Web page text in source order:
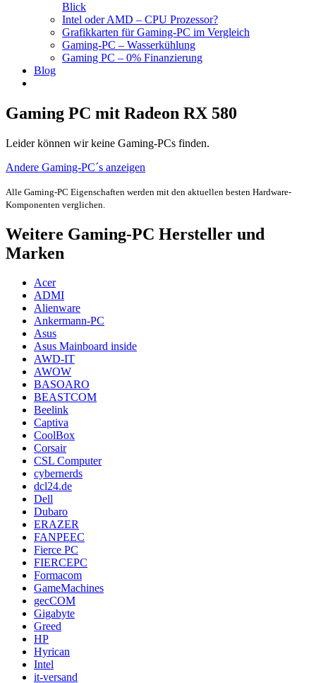
Blick
Intel oder AMD – CPU Prozessor?
Grafikkarten für Gaming-PC im Vergleich
Gaming-PC – Wasserkühlung
Gaming PC – 0% Finanzierung
Blog
Gaming PC mit Radeon RX 580
Leider können wir keine Gaming-PCs finden.
Andere Gaming-PC´s anzeigen
Alle Gaming-PC Eigenschaften werden mit den aktuellen besten Hardware-
Komponenten verglichen.
Weitere Gaming-PC Hersteller und
Marken
Acer
ADMI
Alienware
Ankermann-PC
Asus
Asus Mainboard inside
AWD-IT
AWOW
BASOARO
BEASTCOM
Beelink
Captiva
CoolBox
Corsair
CSL Computer
cybernerds
dcl24.de
Dell
Dubaro
ERAZER
FANPEEC
Fierce PC
FIERCEPC
Formacom
GameMachines
gecCOM
Gigabyte
Greed
HP
Hyrican
Intel
it-versand